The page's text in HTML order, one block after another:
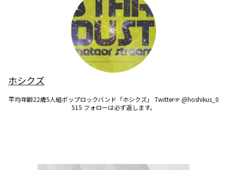
ホシクズ
平均年齢22歳5人組ポップロックバンド「ホシクズ」 Twitter☞ @hoshikus_0
515 フォローは必ず返します。